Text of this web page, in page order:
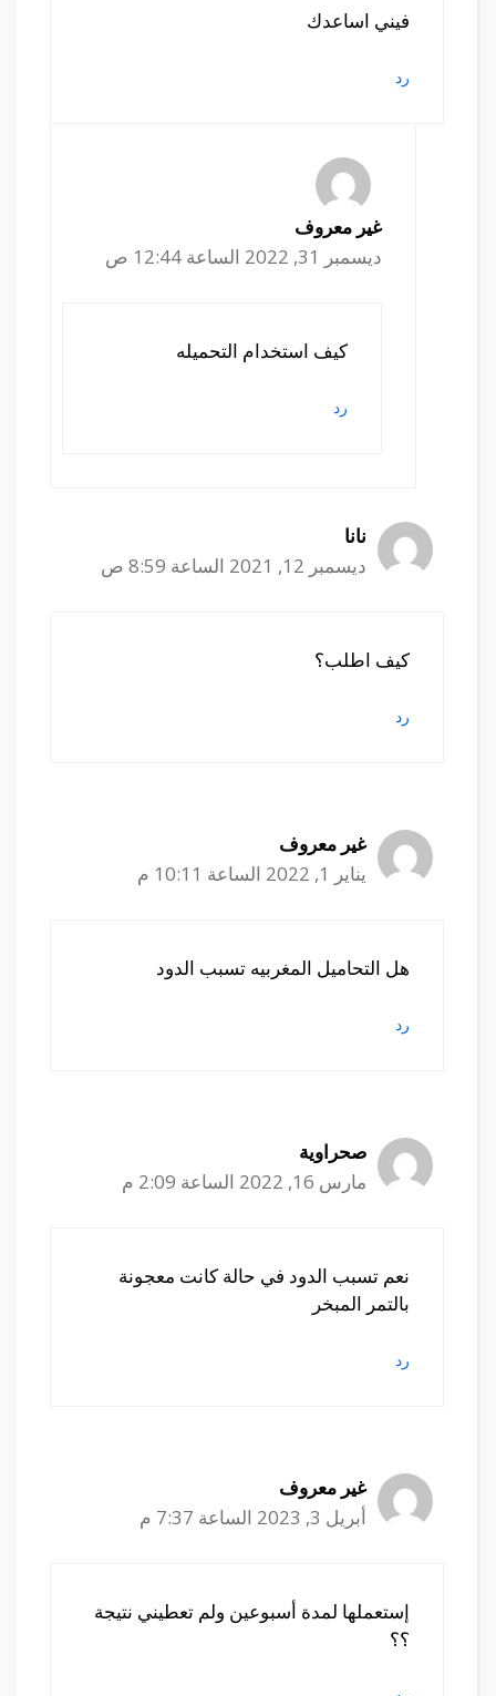
فيني اساعدك
رد
غير معروف
ديسمبر 31, 2022 الساعة 12:44 ص
كيف استخدام التحميله
رد
نانا
ديسمبر 12, 2021 الساعة 8:59 ص
كيف اطلب؟
رد
غير معروف
يناير 1, 2022 الساعة 10:11 م
هل التحاميل المغربيه تسبب الدود
رد
صحراوية
مارس 16, 2022 الساعة 2:09 م
نعم تسبب الدود في حالة كانت معجونة
بالتمر المبخر
رد
غير معروف
أبريل 3, 2023 الساعة 7:37 م
إستعملها لمدة أسبوعين ولم تعطيني نتيجة
؟؟